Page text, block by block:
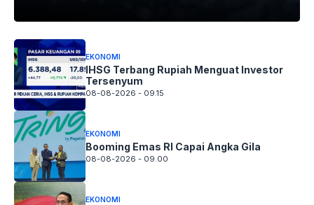
EKONOMI
IHSG Terbang Rupiah Menguat Investor
Tersenyum
08-08-2026 - 09.15
EKONOMI
Booming Emas RI Capai Angka Gila
08-08-2026 - 09.00
EKONOMI